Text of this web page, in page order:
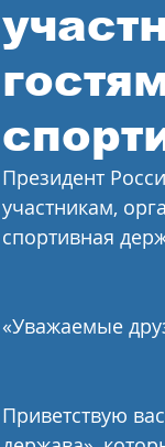
Президент
участникам,
спортивная
«Уважаемые
Приветствую